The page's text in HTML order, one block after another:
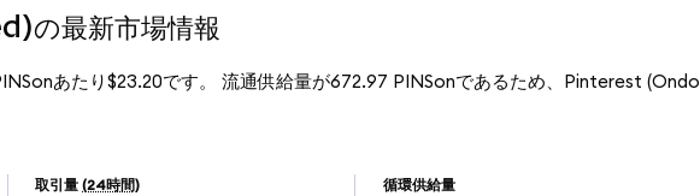
最新市場情報
あたり$23.20です。 流通供給量が672.97 PINSonであるため、Pinterest (Ondo
取引量 (24時間) 循環供給量